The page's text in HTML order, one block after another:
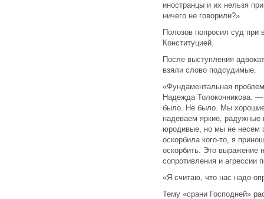
иностранцы и их нельзя
ничего не говорили?»
Полозов попросил суд при
Конституцией.
После выступления
взяли слово подсудимые.
«Фундаментальная
Надежда Толоконникова.
было. Не было. Мы
надеваем яркие,
юродивые, но мы не несем
оскорбила кого-то, я
оскорбить. Это выражение
сопротивления и агрессии
«Я считаю, что нас надо
Тему «срани Господней»